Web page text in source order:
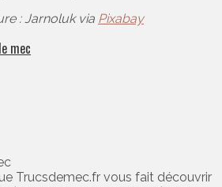
: Jarnoluk via Pixabay
mec
Trucsdemec.fr vous fait découvrir